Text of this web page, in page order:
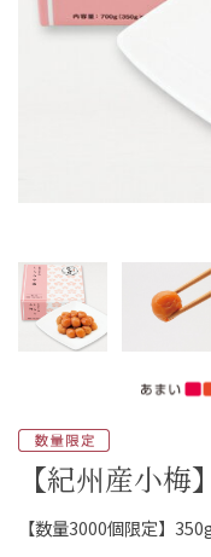
初めての方へ
配送につい
休業日：日
【紀州産小
【数量3000個限定】